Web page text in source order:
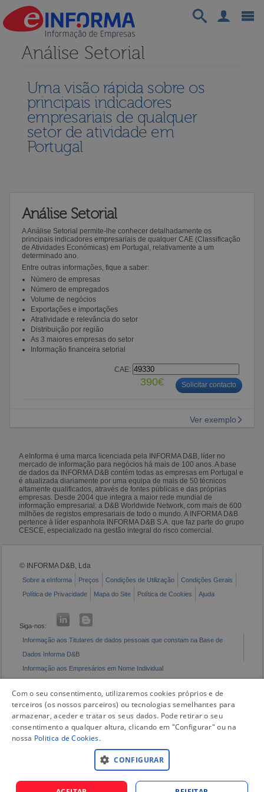
Análise Setorial
Uma visão rápida sobre os
principais indicadores
empresariais de qualquer
setor de atividade em
Portugal
Análise Setorial
A Análise Setorial permite-lhe conhecer detalhadamente os
principais indicadores empresariais de qualquer CAE (Classificação
de Atividades Económicas) em Portugal, relativamente a um
determinado ano.
Entre outras informações, fique a saber:
Número de empresas
Número de empregados
Volume de negócios
Exportações e importações
Atratividade e relevância do setor
Distribuição por região
As 3 maiores empresas do setor
Informação financeira setorial
CAE:
390€ Solicitar contacto
Ver exemplo
A eInforma é uma marca licenciada pela INFORMA D&B, líder no
mercado de informação para negócios há mais de 100 anos. A base
de dados da INFORMA D&B contém todas as empresas em Portugal e
é atualizada diariamente por uma equipa de mais de 50 técnicos
altamente qualificados, através de fontes públicas e das próprias
empresas. Desde 2004 que integra a maior rede mundial de
informação empresarial: a D&B Worldwide Network, com mais de 600
milhões de registos empresariais de todo o mundo. A INFORMA D&B
pertence à líder espanhola INFORMA D&B S.A. que faz parte do grupo
CESCE, especializado na gestão integral do risco comercial.
© INFORMA D&B, Lda
Sobre a eInforma Preços Condições de Utilização
Condições Gerais
Política de Privacidade
Mapa do Site Política de Cookies Ajuda
Siga-nos:
Informação aos Titulares de dados pessoais que constam na Base de
Dados Informa D&B
Informação aos Empresários em Nome Individual
Com o seu consentimento, utilizaremos cookies próprios e de
terceiros (os nossos parceiros) ou tecnologias semelhantes para
armazenar, aceder e tratar os seus dados. Pode retirar o seu
consentimento a qualquer altura, clicando em "Configurar" ou na
nossa Politica de Cookies.
CONFIGURAR